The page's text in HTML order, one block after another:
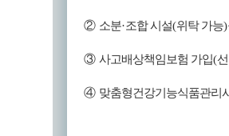
② 소분·조합 시설(위탁 가능)
③ 사고배상책임보험 가입(
④ 맞춤형건강기능식품관리